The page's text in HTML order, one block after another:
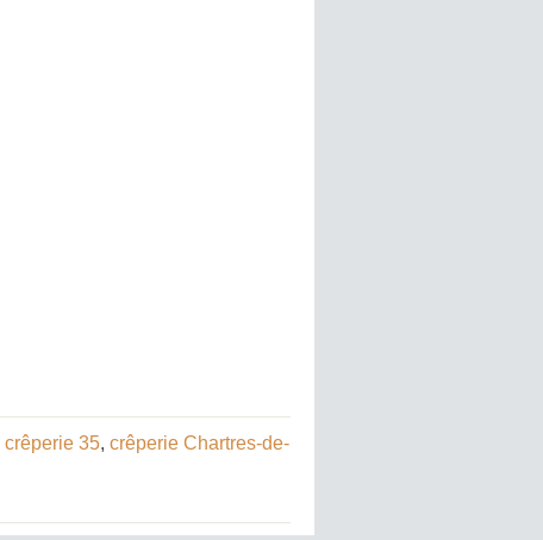
crêperie 35, crêperie Chartres-de-